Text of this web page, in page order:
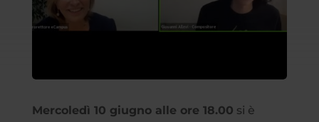
Mercoledì 10 giugno alle ore 18.00 si è